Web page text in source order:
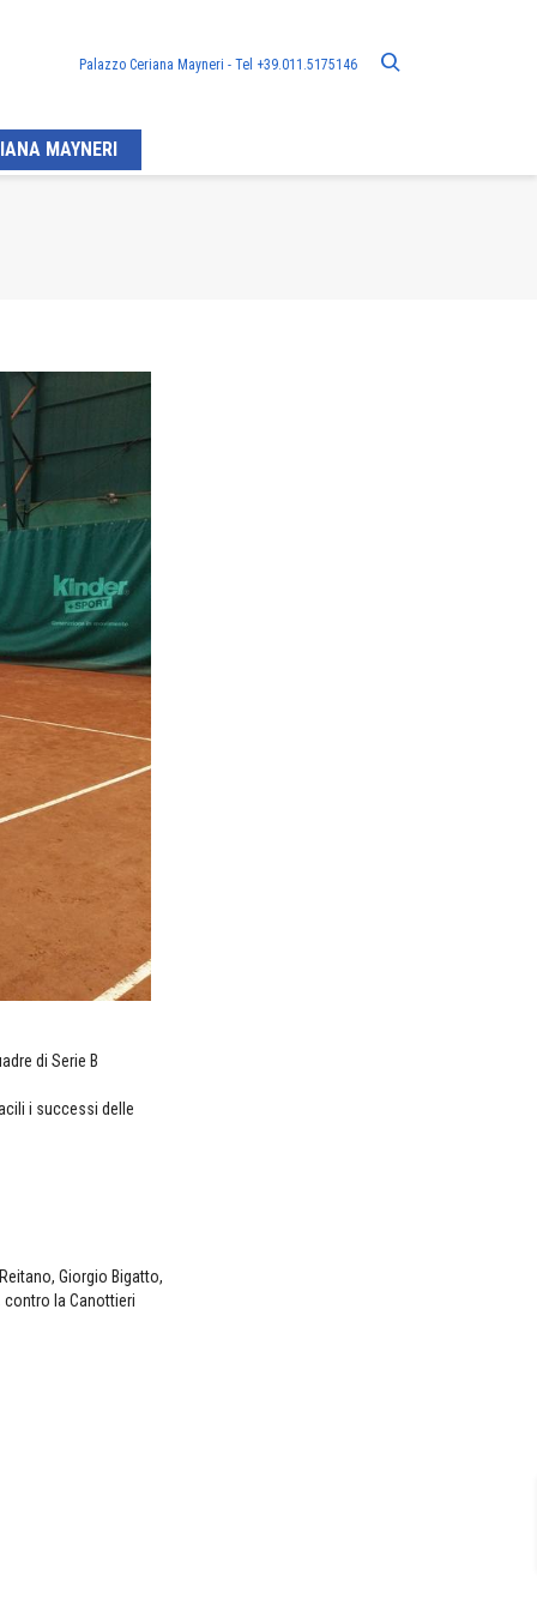
Palazzo Ceriana Mayneri - Tel +39.011.5175146
MAYNERI
di Serie B
i successi delle
Giorgio Bigatto,
contro la Canottieri